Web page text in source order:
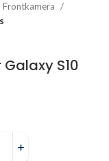
Frontkamera
S10